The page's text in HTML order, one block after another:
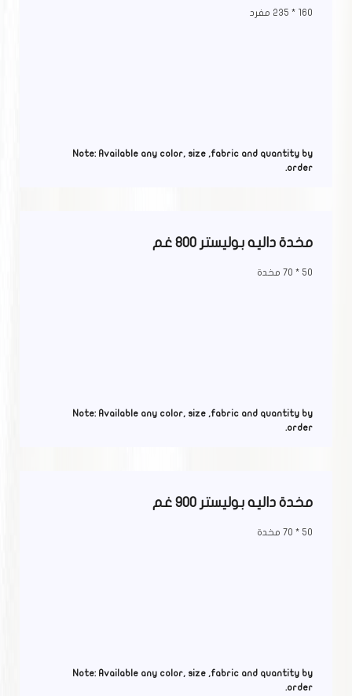
160 * 235 مفرد
Note: Available any color, size ,fabric and quantity by
order.
مخدة داليه بوليستر 800 غم
50 * 70 مخدة
Note: Available any color, size ,fabric and quantity by
order.
مخدة داليه بوليستر 900 غم
50 * 70 مخدة
Note: Available any color, size ,fabric and quantity by
order.